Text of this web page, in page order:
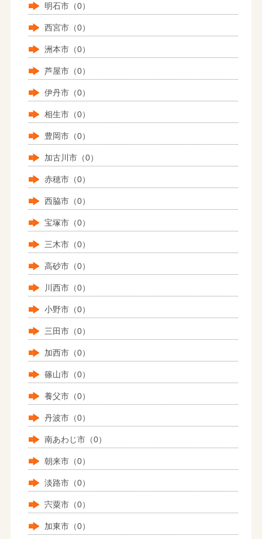
明石市（0）
西宮市（0）
洲本市（0）
芦屋市（0）
伊丹市（0）
相生市（0）
豊岡市（0）
加古川市（0）
赤穂市（0）
西脇市（0）
宝塚市（0）
三木市（0）
高砂市（0）
川西市（0）
小野市（0）
三田市（0）
加西市（0）
篠山市（0）
養父市（0）
丹波市（0）
南あわじ市（0）
朝来市（0）
淡路市（0）
宍粟市（0）
加東市（0）